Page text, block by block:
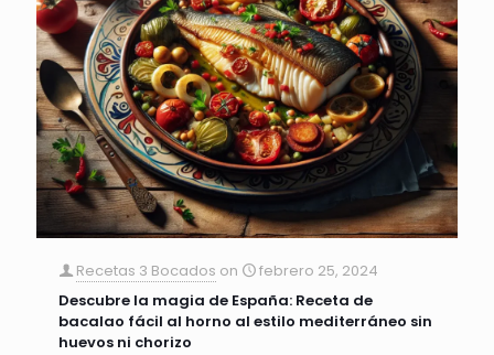
Recetas 3 Bocados on
febrero 25, 2024
Descubre la magia de España: Receta de
bacalao fácil al horno al estilo mediterráneo sin
huevos ni chorizo